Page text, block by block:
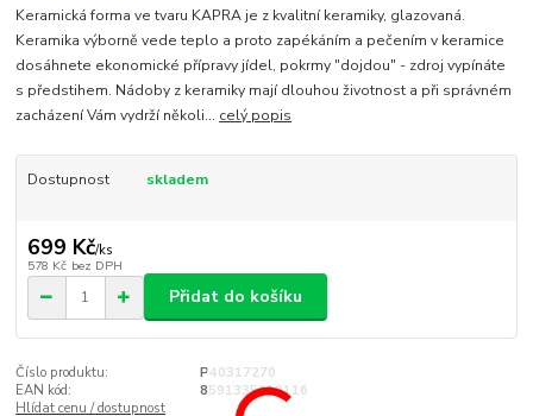
Keramická forma ve tvaru KAPRA je z kvalitní keramiky, glazovaná.
Keramika výborně vede teplo a proto zapékáním a pečením v keramice
dosáhnete ekonomické přípravy jídel, pokrmy "dojdou" - zdroj vypínáte
s předstihem. Nádoby z keramiky mají dlouhou životnost a při správném
zacházení Vám vydrží několi... celý popis
Dostupnost skladem
699 Kč/ks
578 Kč bez DPH
Přidat do košíku
Číslo produktu:
P40317270
EAN kód:
8591335019116
Hlídat cenu / dostupnost